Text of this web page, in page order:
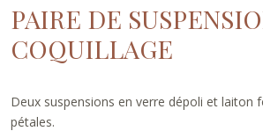
PAIRE DE
COQUILLAGE
Deux suspensions en verre dépoli et laiton
pétales.